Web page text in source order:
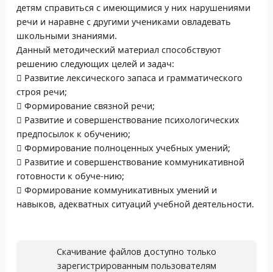
детям справиться с имеющимися у них нарушениями
речи и наравне с другими учениками овладевать
школьными знаниями.
Данный методический материал способствуют
решению следующих целей и задач:
 Развитие лексического запаса и грамматического
строя речи;
 Формирование связной речи;
 Развитие и совершенствование психологических
предпосылок к обучению;
 Формирование полноценных учебных умений;
 Развитие и совершенствование коммуникативной
готовности к обуче-нию;
 Формирование коммуникативных умений и
навыков, адекватных ситуаций учебной деятельности.
Скачивание файлов доступно только
зарегистрированным пользователям